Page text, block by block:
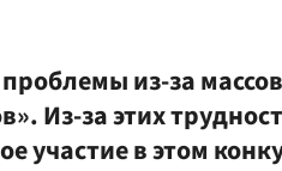
из-за
Из-за этих
участие в этом